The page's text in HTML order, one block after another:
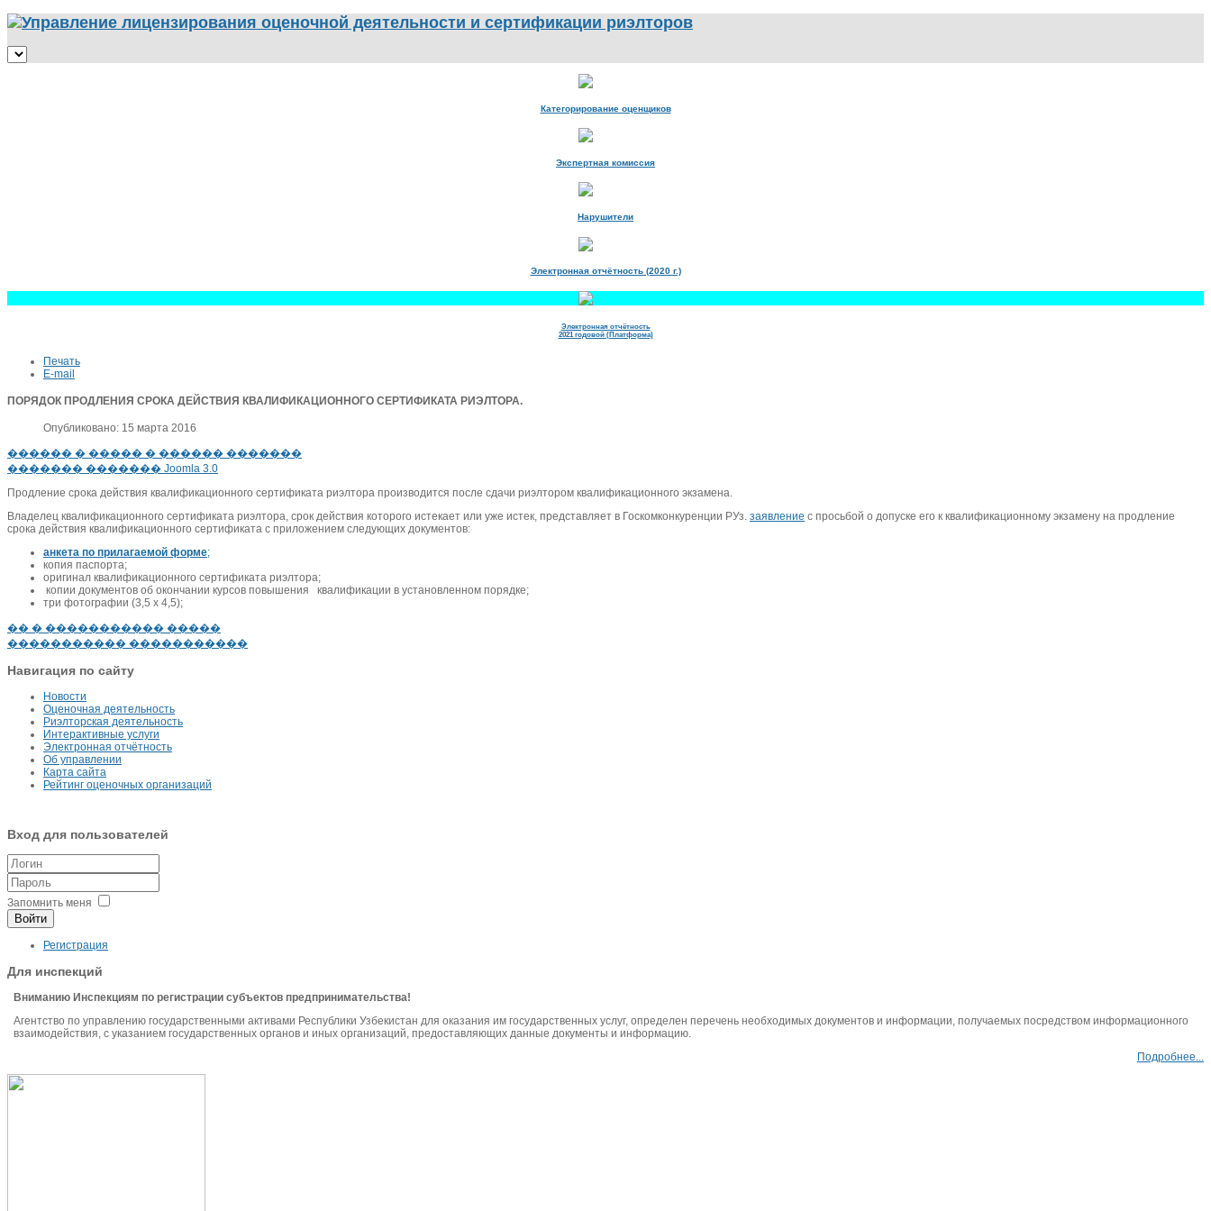
Категорирование оценщиков
Экспертная комиссия
Нарушители
Электронная отчётность (2020 г.)
Электронная отчётность
2021 годовой (Платформа)
Печать
E-mail
ПОРЯДОК ПРОДЛЕНИЯ СРОКА ДЕЙСТВИЯ КВАЛИФИКАЦИОННОГО СЕРТИФИКАТА РИЭЛТОРА.
Опубликовано: 15 марта 2016
������ � ����� � ������ �������
������� ������� Joomla 3.0
Продление срока действия квалификационного сертификата риэлтора производится после сдачи риэлтором квалификационного экзамена.
Владелец квалификационного сертификата риэлтора, срок действия которого истекает или уже истек, представляет в Госкомконкуренции РУз. заявление с просьбой о допуске его к квалификационному экзамену на продление
срока действия квалификационного сертификата с приложением следующих документов:
анкета по прилагаемой форме;
копия паспорта;
оригинал квалификационного сертификата риэлтора;
копии документов об окончании курсов повышения квалификации в установленном порядке;
три фотографии (3,5 х 4,5);
�� � ����������� �����
����������� �����������
Навигация по сайту
Новости
Оценочная деятельность
Риэлторская деятельность
Интерактивные услуги
Электронная отчётность
Об управлении
Карта сайта
Рейтинг оценочных организаций
Вход для пользователей
Запомнить меня
Войти
Регистрация
Для инспекций
Вниманию Инспекциям по регистрации субъектов предпринимательства!
Агентство по управлению государственными активами Республики Узбекистан для оказания им государственных услуг, определен перечень необходимых документов и информации, получаемых посредством информационного
взаимодействия, с указанием государственных органов и иных организаций, предоставляющих данные документы и информацию.
Подробнее...